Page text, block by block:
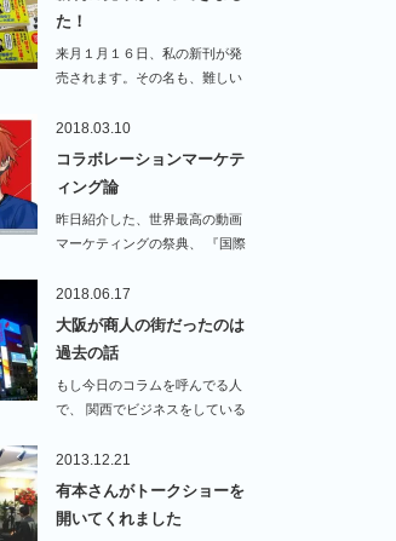
た！
来月１月１６日、私の新刊が発
売されます。その名も、難しい
2018.03.10
コラボレーションマーケテ
ィング論
昨日紹介した、世界最高の動画
マーケティングの祭典、 『国際
2018.06.17
大阪が商人の街だったのは
過去の話
もし今日のコラムを呼んでる人
で、 関西でビジネスをしている
2013.12.21
有本さんがトークショーを
開いてくれました